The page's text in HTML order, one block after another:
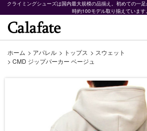
クライミングシューズは国内最大規模の品揃え。初めての一
時約100モデル取り揃えています。
ホーム > アパレル > トップス > スウェット
> CMD ジップパーカー ベージュ